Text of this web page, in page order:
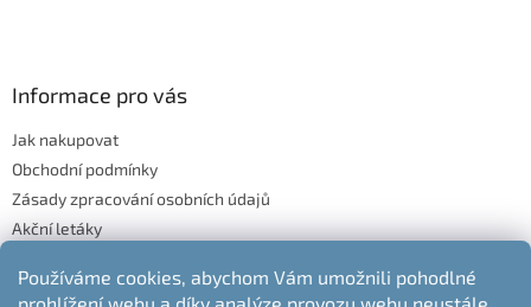
Používáme cookies, abychom Vám umožnili pohodlné
Informace pro vás
Jak nakupovat
Obchodní podmínky
Zásady zpracování osobních údajů
Akční letáky
Moje objednávka